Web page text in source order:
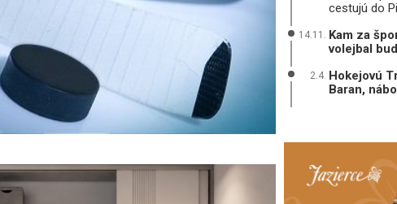
cestujú do
14.11. Kam za
volejbal
2.4. Hokejovú
Baran,